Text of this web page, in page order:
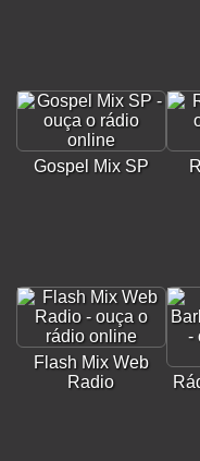
Gospel Mix SP
Flash Mix Web
Radio